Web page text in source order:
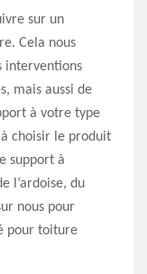
sur un
Cela nous
interventions
mais aussi de
à votre type
choisir le produit
support à
l’ardoise, du
nous pour
pour toiture